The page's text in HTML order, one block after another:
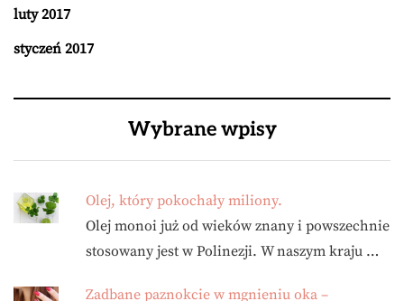
luty 2017
styczeń 2017
Wybrane wpisy
Olej, który pokochały miliony.
Olej monoi już od wieków znany i powszechnie
stosowany jest w Polinezji. W naszym kraju …
Zadbane paznokcie w mgnieniu oka –